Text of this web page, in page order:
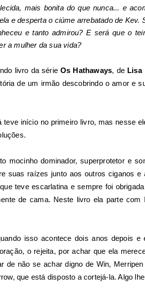
mais bonita do que nunca... e
e desperta o ciúme arrebatado de
e tanto admirou? E será que o
a mulher da sua vida?
livro da sérieOs Hathaways, de Lisa
de um irmão descobrindo o amor e
início no primeiro livro, mas nesse
mocinho dominador, superprotetor e
suas raízes junto aos outros ciganos
teve escarlatina e sempre foi
de cama. Neste livro ela parte
isso acontece dois anos depois
o rejeita, por achar que ela
de não se achar digno de Win,
que está disposto a cortejá-la. Algo